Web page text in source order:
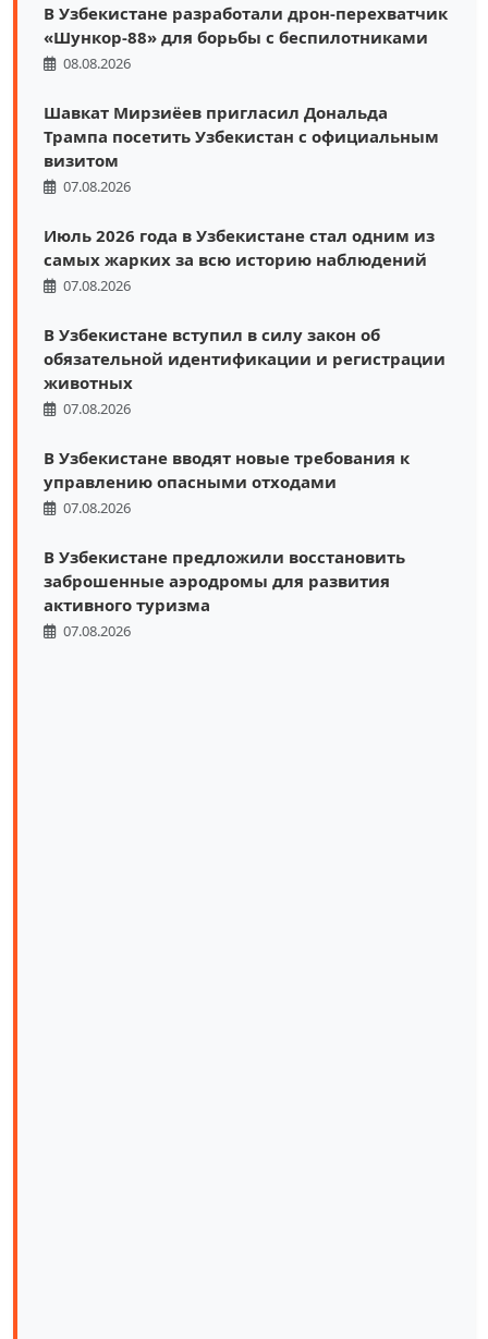
В Узбекистане разработали дрон-перехватчик
«Шункор-88» для борьбы с беспилотниками
08.08.2026
Шавкат Мирзиёев пригласил Дональда
Трампа посетить Узбекистан с официальным
визитом
07.08.2026
Июль 2026 года в Узбекистане стал одним из
самых жарких за всю историю наблюдений
07.08.2026
В Узбекистане вступил в силу закон об
обязательной идентификации и регистрации
животных
07.08.2026
В Узбекистане вводят новые требования к
управлению опасными отходами
07.08.2026
В Узбекистане предложили восстановить
заброшенные аэродромы для развития
активного туризма
07.08.2026